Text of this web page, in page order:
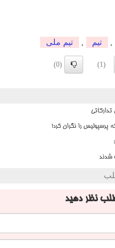
تیم تیم ملی
(1)
(0)
پرسپولیس را نگران کرد!
نظر دهید